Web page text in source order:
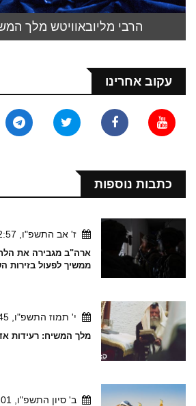
הרבי מליובאוויטש מלך
עקוב אחרינו
כתבות נוספות
ז' אב התשפ"ו, 22:57
ארה"ב מגבירה את
ממשיך לפעול בזירות
י' תמוז התשפ"ו, 10:45
מלך המשיח: רעידות
ב' סיון התשפ"ו, 12:01